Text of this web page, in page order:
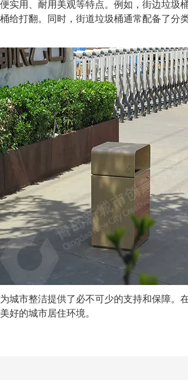
用、耐用美观等特点。例如，街边垃圾
给打翻。同时，街道垃圾桶通常配备了
市整洁提供了必不可少的支持和保障。
好的城市居住环境。